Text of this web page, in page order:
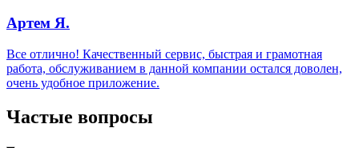
Артем Я.
Все отлично! Качественный сервис, быстрая и грамотная
работа, обслуживанием в данной компании остался доволен,
очень удобное приложение.
Частые вопросы